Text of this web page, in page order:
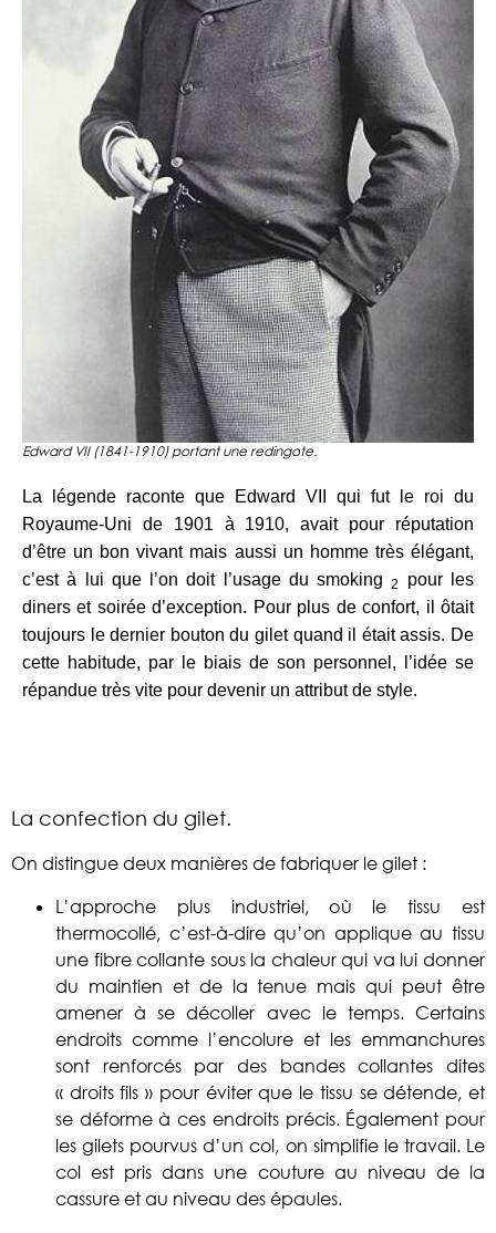
Edward VII (1841-1910) portant une redingote.
La légende raconte que Edward VII qui fut le roi du
Royaume-Uni de 1901 à 1910, avait pour réputation
d’être un bon vivant mais aussi un homme très élégant,
c’est à lui que l’on doit l’usage du smoking2
pour les
diners et soirée d’exception. Pour plus de confort, il ôtait
toujours le dernier bouton du gilet quand il était assis. De
cette habitude, par le biais de son personnel, l’idée se
répandue très vite pour devenir un attribut de style.
La confection du gilet.
On distingue deux manières de fabriquer le gilet :
L’approche plus industriel, où le tissu est
thermocollé, c’est-à-dire qu’on applique au tissu
une fibre collante sous la chaleur qui va lui donner
du maintien et de la tenue mais qui peut être
amener à se décoller avec le temps. Certains
endroits comme l’encolure et les emmanchures
sont renforcés par des bandes collantes dites
« droits fils » pour éviter que le tissu se détende, et
se déforme à ces endroits précis. Également pour
les gilets pourvus d’un col, on simplifie le travail. Le
col est pris dans une couture au niveau de la
cassure et au niveau des épaules.